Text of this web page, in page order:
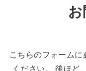
こちらのフォーム
ください。 後ほど